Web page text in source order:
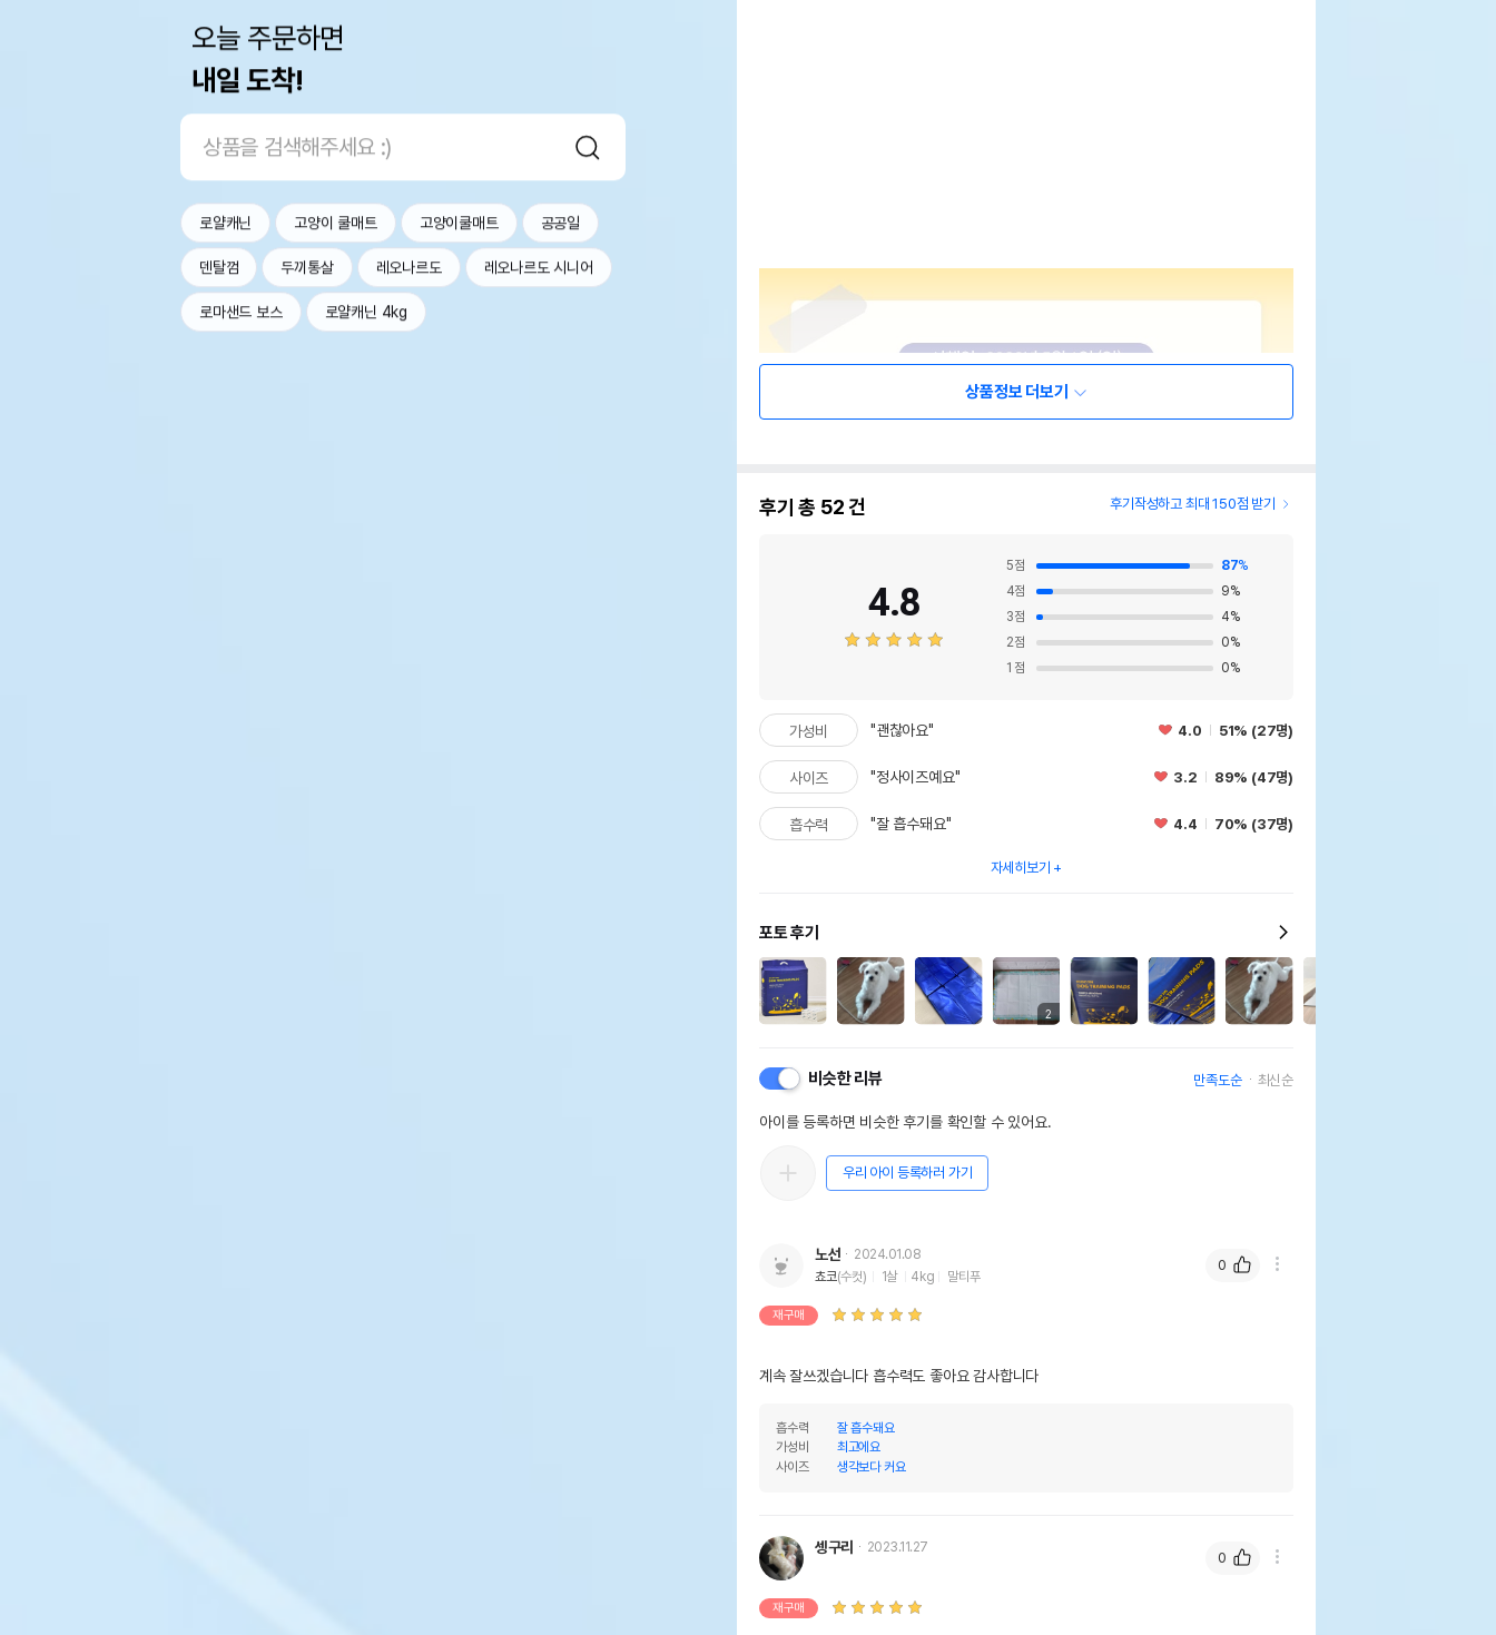
오늘 주문하면
내일 도착!
로얄캐닌 고양이 쿨매트 고양이쿨매트 공공일
덴탈껌 두끼통살 레오나르도 레오나르도 시니어
로마샌드 보스 로얄캐닌 4kg
상품정보 더보기
후기 총 52건 후기작성하고 최대 150점 받기
4.8
5점 87%
4점 9%
3점 4%
2점 0%
1 점 0%
가성비 "괜찮아요" 4.0 51% (27명)
사이즈 "정사이즈예요" 3.2 89% (47명)
흡수력 "잘 흡수돼요" 4.4 70% (37명)
자세히보기
포토 후기
2
비슷한 리뷰 만족도순 최신순
아이를 등록하면 비슷한 후기를 확인할 수 있어요.
우리 아이 등록하러 가기
노선
2024.01.08
쵸코(수컷) 1살 4kg 말티푸
재구매
계속 잘쓰겠습니다 흡수력도 좋아요 감사합니다
흡수력
잘 흡수돼요
가성비
최고에요
사이즈
생각보다 커요
0
셍구리 2023.11.27
재구매
0